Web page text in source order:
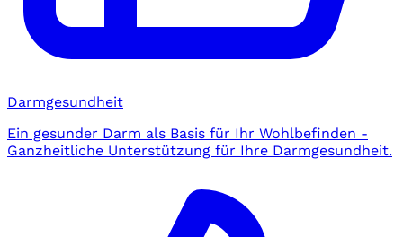
Darmgesundheit
Ein gesunder Darm als Basis für Ihr Wohlbefinden -
Ganzheitliche Unterstützung für Ihre Darmgesundheit.